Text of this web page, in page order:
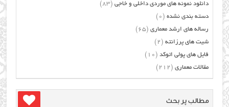
دانلود نمونه های موردی داخلی و خاجی (83)
دسته بندی نشده (0)
رساله های ارشد معماری (65)
شیت های پرزانته (2)
فایل های پولی اتوکد (10)
مقالات معماری (212)
مطالب پر بحث